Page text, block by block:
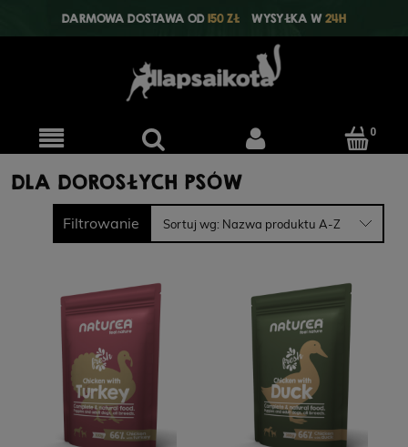
DARMOWA DOSTAWA OD150 ZŁ WYSYŁKA W24H
DLA DOROSŁYCH PSÓW
Filtrowanie Sortuj wg: Nazwa produktu A-Z